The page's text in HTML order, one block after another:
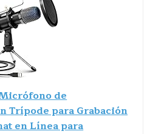
de
Trípode para Grabación
en Línea para